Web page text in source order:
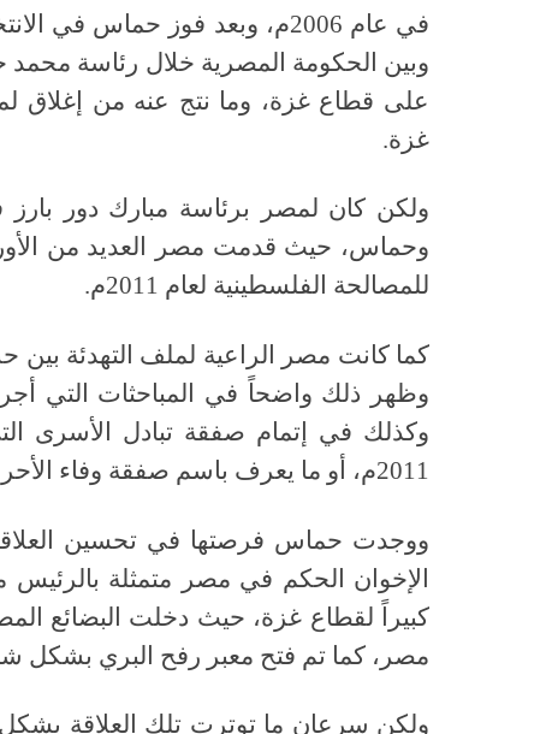
في عام 2006م، وبعد فوز حماس في
وبين الحكومة المصرية خلال رئاسة
على قطاع غزة، وما نتج عنه من إغلاق
غزة.
ولكن كان لمصر برئاسة مبارك دور
وحماس، حيث قدمت مصر العديد من
للمصالحة الفلسطينية لعام 2011م.
كما كانت مصر الراعية لملف التهدئة بين
وكذلك في إتمام صفقة تبادل الأسرى
2011م، أو ما يعرف باسم صفقة وفاء الأحرار أو صفقة شاليط.
الإخوان الحكم في مصر متمثلة
كبيراً لقطاع غزة، حيث دخلت البضائع
مصر، كما تم فتح معبر رفح البري بشكل